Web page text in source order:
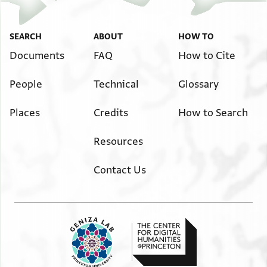
ואו משב[ח] להון או דעביד פשרה בהדיהון או דמשתלם
מנהון [ואית ליה]
אינון ולברויי אינון [ ]
לבטל דינין של מ[ ]
מעכשו ומאי דעאביד עמהון לית [לי] ולא לירתאי
לשנויי מיניה מידעם וידיה דעולה הלוי דנן כידאי
ודיבוריה דיבוראי הרמאניה הרמאנאי ולית לי למטען
על מאי דעאביד ואית ליה רשותא
לאוקומי אפוטרופוס מאן דחאזי לפום דחאזי ובמאי
דחאזי וכל דמתעל מן דינא מקבל עלאי
מעכשו בין לזכות בין לחובא ובטילית כל מודעי ותנאי
Image Permissions Statement
SEARCH
Documents
People
Places
ABOUT
FAQ
Technical
Credits
Resources
Contact Us
HOW TO
How to Cite
Glossary
How to Search